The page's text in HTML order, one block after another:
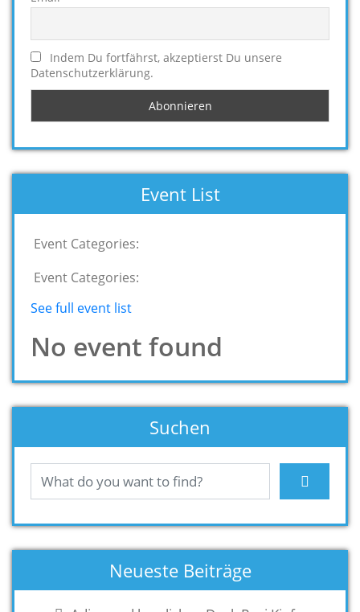
Indem Du fortfährst, akzeptierst Du unsere
Datenschutzerklärung.
Event List
Event Categories:
Event Categories:
See full event list
No event found
Suchen
Neueste Beiträge